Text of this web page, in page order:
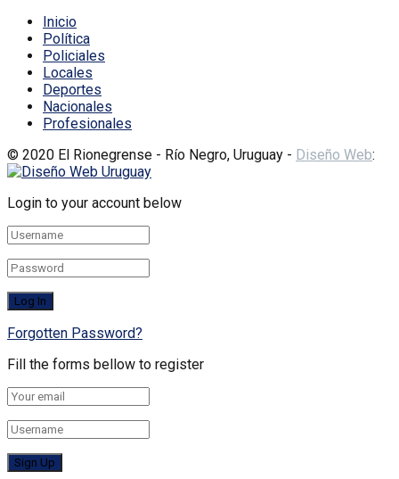
Inicio
Política
Policiales
Locales
Deportes
Nacionales
Profesionales
© 2020 El Rionegrense - Río Negro, Uruguay - Diseño Web:
Login to your account below
Forgotten Password?
Fill the forms bellow to register